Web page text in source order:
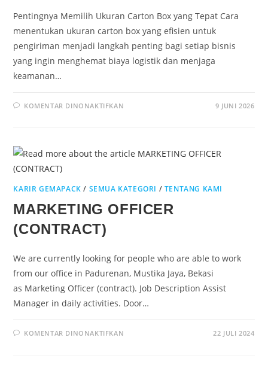
Pentingnya Memilih Ukuran Carton Box yang Tepat Cara
menentukan ukuran carton box yang efisien untuk
pengiriman menjadi langkah penting bagi setiap bisnis
yang ingin menghemat biaya logistik dan menjaga
keamanan…
KOMENTAR DINONAKTIFKAN 9 JUNI 2026
KARIR GEMAPACK / SEMUA KATEGORI / TENTANG KAMI
MARKETING OFFICER
(CONTRACT)
We are currently looking for people who are able to work
from our office in Padurenan, Mustika Jaya, Bekasi
as Marketing Officer (contract). Job Description Assist
Manager in daily activities. Door…
KOMENTAR DINONAKTIFKAN 22 JULI 2024